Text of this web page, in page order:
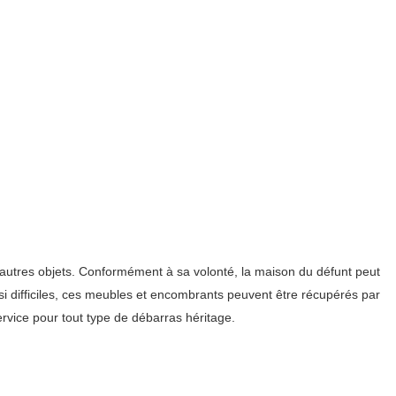
objets. Conformément à sa volonté, la maison du défunt peut
difficiles, ces meubles et encombrants peuvent être récupérés par
pour tout type de débarras héritage.